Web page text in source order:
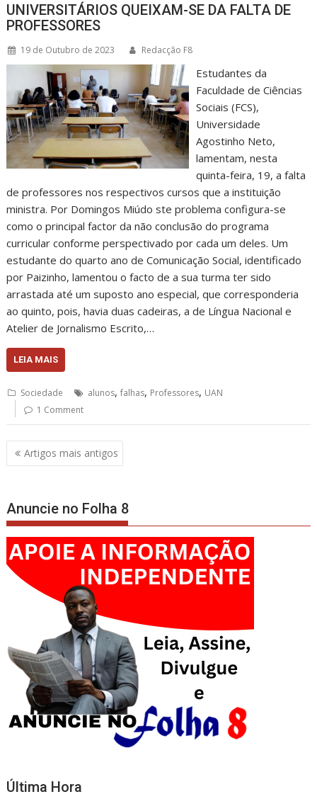
UNIVERSITÁRIOS QUEIXAM-SE DA FALTA DE
PROFESSORES
19 de Outubro de 2023 Redacção F8
Estudantes da
Faculdade de Ciências
Sociais (FCS),
Universidade
Agostinho Neto,
lamentam, nesta
quinta-feira, 19, a falta
de professores nos respectivos cursos que a instituição
ministra. Por Domingos Miúdo ste problema configura-se
como o principal factor da não conclusão do programa
curricular conforme perspectivado por cada um deles. Um
estudante do quarto ano de Comunicação Social, identificado
por Paizinho, lamentou o facto de a sua turma ter sido
arrastada até um suposto ano especial, que corresponderia
ao quinto, pois, havia duas cadeiras, a de Língua Nacional e
Atelier de Jornalismo Escrito,…
LEIA MAIS
Sociedade alunos,falhas, Professores, UAN
1 Comment
Navegação
de
Artigos mais antigos
Anuncie no Folha 8
Última Hora